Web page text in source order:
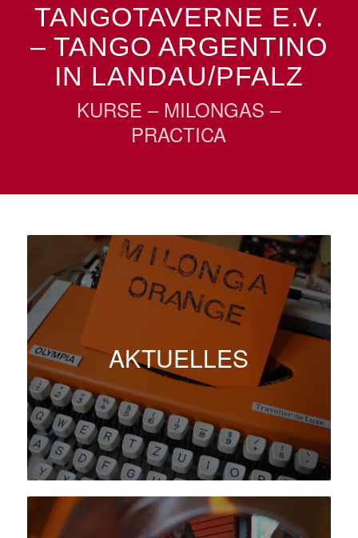
TANGOTAVERNE E.V.
– TANGO ARGENTINO
IN LANDAU/PFALZ
KURSE – MILONGAS –
PRACTICA
AKTUELLES